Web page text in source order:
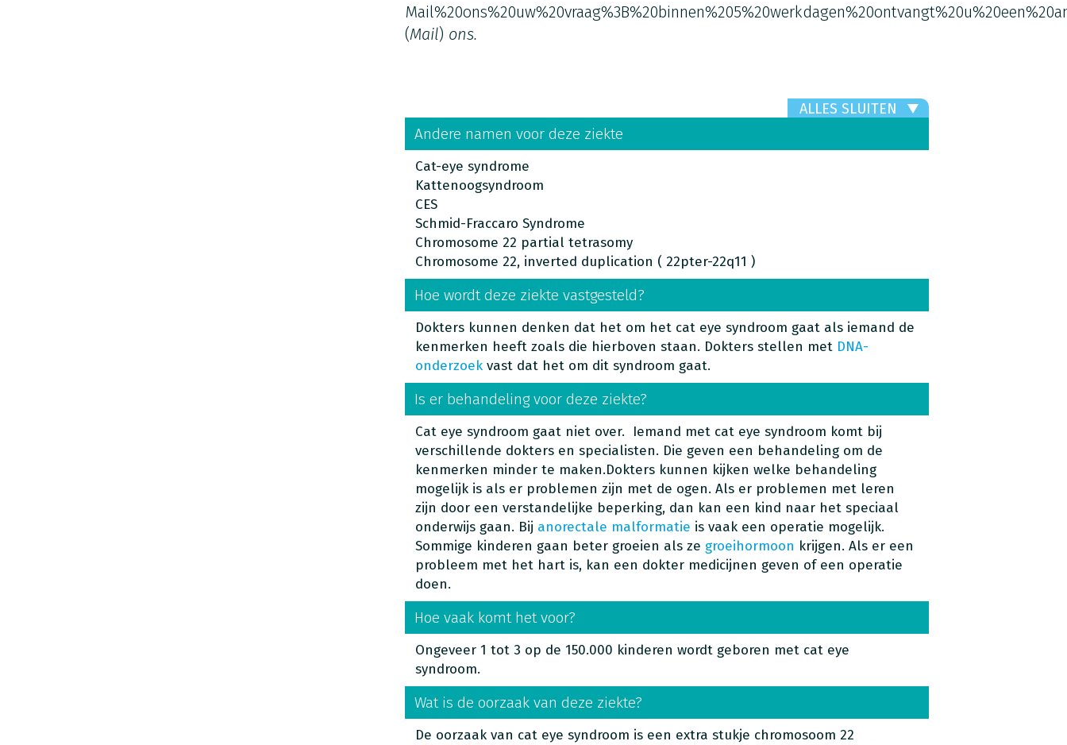
(Mail) ons.
ALLES SLUITEN
Andere namen voor deze ziekte
Cat-eye syndrome
Kattenoogsyndroom
CES
Schmid-Fraccaro Syndrome
Chromosome 22 partial tetrasomy
Chromosome 22, inverted duplication ( 22pter-22q11 )
Hoe wordt deze ziekte vastgesteld?
Dokters kunnen denken dat het om het cat eye syndroom gaat als iemand de
kenmerken heeft zoals die hierboven staan. Dokters stellen met DNA-
onderzoekvast dat het om dit syndroom gaat.
Is er behandeling voor deze ziekte?
Cat eye syndroom gaat niet over. Iemand met cat eye syndroom komt bij
verschillende dokters en specialisten. Die geven een behandeling om de
kenmerken minder te maken.Dokters kunnen kijken welke behandeling
mogelijk is als er problemen zijn met de ogen. Als er problemen met leren
zijn door een verstandelijke beperking, dan kan een kind naar het speciaal
onderwijs gaan. Bij anorectale malformatie is vaak een operatie mogelijk.
Sommige kinderen gaan beter groeien als ze groeihormoon krijgen. Als er een
probleem met het hart is, kan een dokter medicijnen geven of een operatie
doen.
Hoe vaak komt het voor?
Ongeveer 1 tot 3 op de 150.000 kinderen wordt geboren met cat eye
syndroom.
Wat is de oorzaak van deze ziekte?
De oorzaak van cat eye syndroom is een extra stukje chromosoom 22